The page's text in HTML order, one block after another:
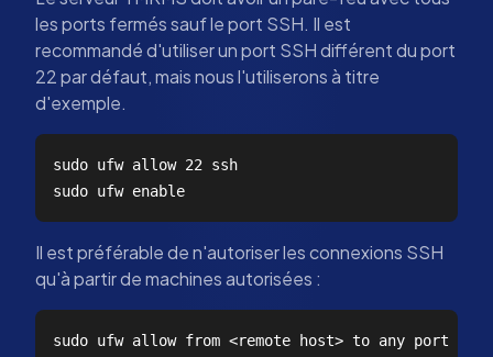
les ports fermés sauf le port SSH. Il est
recommandé d'utiliser un port SSH différent du port
22 par défaut, mais nous l'utiliserons à titre
d'exemple.
sudo ufw allow 22 ssh
Il est préférable de n'autoriser les connexions SSH
qu'à partir de machines autorisées :